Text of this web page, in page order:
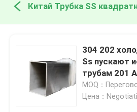
Китай Трубка SS
304 202
Ss пускают
трубам 201
квадрата
MOQ：
Цена：